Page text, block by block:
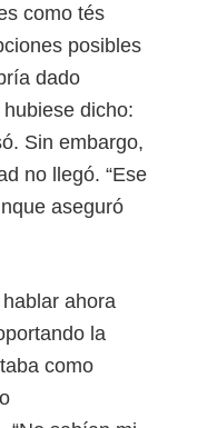
como tés
posibles
dado
dicho:
Sin embargo,
no llegó. “Ese
aseguró
ahora
la
como